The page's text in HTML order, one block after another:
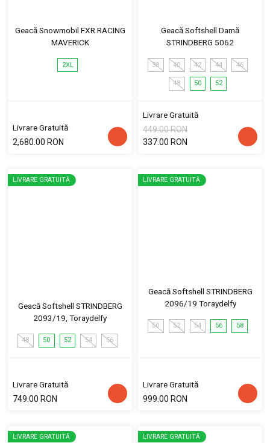
Geacă Snowmobil FXR RACING
MAVERICK
2XL
Livrare Gratuită
2,680.00 RON
Geacă Softshell Damă
STRINDBERG 5062
38 40 42 44 46
48 50 52
Livrare Gratuită
449.00 RON
337.00 RON
LIVRARE GRATUITĂ
Geacă Softshell STRINDBERG
2093/19, Toraydelfy
48 50 52 54 56
Livrare Gratuită
749.00 RON
LIVRARE GRATUITĂ
Geacă Softshell STRINDBERG
2096/19 Toraydelfy
50 52 54 56 58
Livrare Gratuită
999.00 RON
LIVRARE GRATUITĂ LIVRARE GRATUITĂ